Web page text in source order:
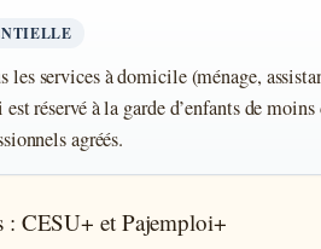
les services à domicile (ménage,
réservé à la garde d’enfants de moins
agréés.
: CESU+ et Pajemploi+